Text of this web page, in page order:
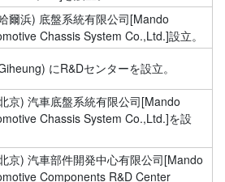
爾浜) 底盤系統有限公司[Mando
Chassis System Co.,Ltd.]設立。
にR&Dセンターを設立。
京) 汽車底盤系統有限公司[Mando
Chassis System Co.,Ltd.]を設
京) 汽車部件開発中心有限公司[Mando
Components R&D Center